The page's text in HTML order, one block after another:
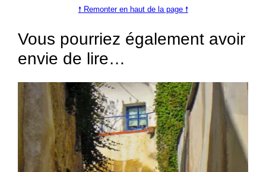
🠕 Remonter en haut de la page 🠕
Vous pourriez également avoir
envie de lire…